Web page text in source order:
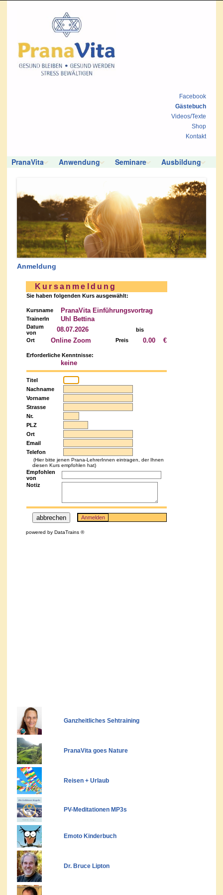
Facebook
Gästebuch
Videos/Texte
Shop
Kontakt
PranaVita Anwendung Seminare Ausbildung
Anmeldung
Ganzheitliches Sehtraining
PranaVita goes Nature
Reisen + Urlaub
PV-Meditationen MP3s
Emoto Kinderbuch
Dr. Bruce Lipton